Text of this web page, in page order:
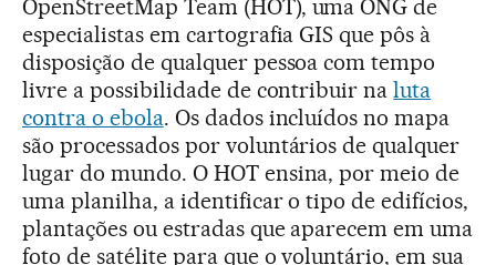
OpenStreetMap Team (HOT), uma ONG de
especialistas em cartografia GIS que pôs à
disposição de qualquer pessoa com tempo
livre a possibilidade de contribuir naluta
contra o ebola. Os dados incluídos no mapa
são processados por voluntários de qualquer
lugar do mundo. O HOT ensina, por meio de
uma planilha, a identificar o tipo de edifícios,
plantações ou estradas que aparecem em uma
foto de satélite para que o voluntário, em sua